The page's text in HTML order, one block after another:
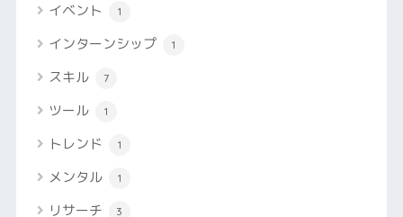
イベント 1
インターンシップ 1
スキル 7
ツール 1
トレンド 1
メンタル 1
リサーチ 3